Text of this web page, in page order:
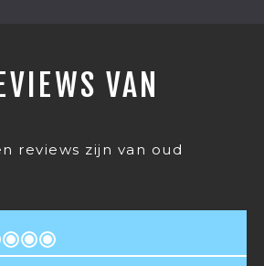
VAN
reviews zijn van oud